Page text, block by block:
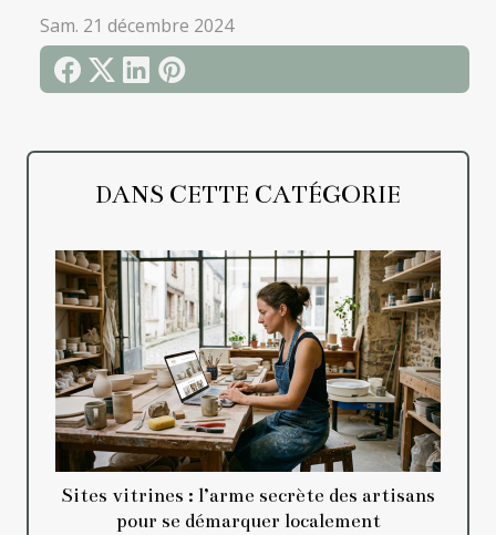
DANS CETTE CATÉGORIE
Sites vitrines : l’arme secrète des artisans
pour se démarquer localement
Sam. 21 décembre 2024